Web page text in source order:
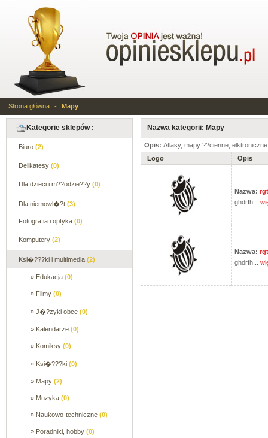
Strona główna - Mapy
Kategorie sklepów :
Biuro (2)
Delikatesy (0)
Dla dzieci i m??odzie??y (0)
Dla niemowl�?t (3)
Fotografia i optyka (0)
Komputery (2)
Ksi�???ki i multimedia (2)
» Edukacja (0)
» Filmy (0)
» J�?zyki obce (0)
» Kalendarze (0)
» Komiksy (0)
» Ksi�???ki (0)
» Mapy (2)
» Muzyka (0)
» Naukowo-techniczne (0)
» Poradniki, hobby (0)
Nazwa kategorii: Mapy
Opis: Atlasy, mapy ??cienne,
Logo
Opis
Nazwa:
ghdrfh...
Nazwa:
ghdrfh...